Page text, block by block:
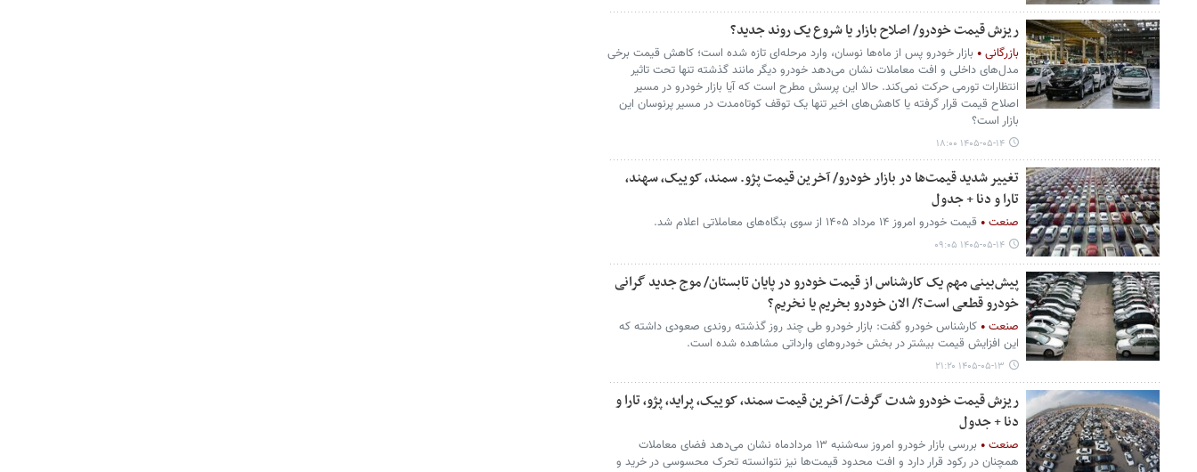
ریزش قیمت خودرو/ اصلاح بازار یا شروع یک روند جدید؟
بازرگانی
بازار خودرو پس از ماه‌ها نوسان، وارد مرحله‌ای تازه شده است؛ کاهش قیمت برخی
مدل‌های داخلی و افت معاملات نشان می‌دهد خودرو دیگر مانند گذشته تنها تحت تاثیر
انتظارات تورمی حرکت نمی‌کند. حالا این پرسش مطرح است که آیا بازار خودرو در مسیر
اصلاح قیمت قرار گرفته یا کاهش‌های اخیر تنها یک توقف کوتاه‌مدت در مسیر پرنوسان این
بازار است؟
۱۴۰۵-۰۵-۱۴ ۱۸:۰۰
تغییر شدید قیمت‌ها در بازار خودرو/ آخرین قیمت پژو. سمند، کوییک، سهند،
تارا و دنا + جدول
صنعت قیمت خودرو امروز ۱۴ مرداد ۱۴۰۵ از سوی بنگاه‌های معاملاتی اعلام شد.
۱۴۰۵-۰۵-۱۴ ۰۹:۰۵
پیش‌بینی مهم یک کارشناس از قیمت خودرو در پایان تابستان/ موج جدید گرانی
خودرو قطعی است؟/ الان خودرو بخریم یا نخریم؟
صنعت
کارشناس خودرو گفت: بازار خودرو طی چند روز گذشته روندی صعودی داشته که
این افزایش قیمت بیشتر در بخش خودروهای وارداتی مشاهده شده است.
۱۴۰۵-۰۵-۱۳ ۲۱:۲۰
ریزش قیمت خودرو شدت گرفت/ آخرین قیمت سمند، کوییک، پراید، پژو، تارا و
دنا + جدول
صنعت
بررسی بازار خودرو امروز سه‌شنبه ۱۳ مردادماه نشان‌ می‌دهد فضای معاملات
همچنان در رکود قرار دارد و افت محدود قیمت‌ها نیز نتوانسته تحرک محسوسی در خرید و